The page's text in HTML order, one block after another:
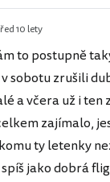
10 lety
to postupně
sobotu zrušili
a včera už i ten
zajímalo,
ty letenky
jako dobrá